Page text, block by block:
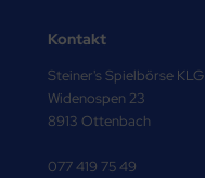
Kontakt
Steiner's Spielbörse KLG
Widenospen 23
8913 Ottenbach
077 419 75 49